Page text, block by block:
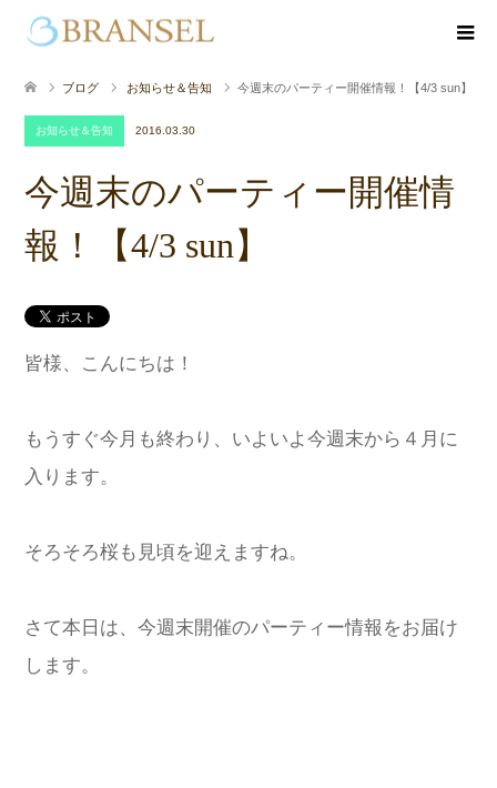
ブログ お知らせ＆告知 今週末のパーティー開催情報！【4/3 sun】
お知らせ＆告知 2016.03.30
今週末のパーティー開催情
報！【4/3 sun】
皆様、こんにちは！
もうすぐ今月も終わり、いよいよ今週末から４月に
入ります。
そろそろ桜も見頃を迎えますね。
さて本日は、今週末開催のパーティー情報をお届け
します。